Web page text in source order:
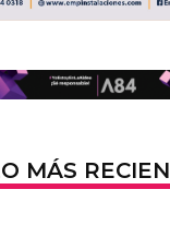
MÁS